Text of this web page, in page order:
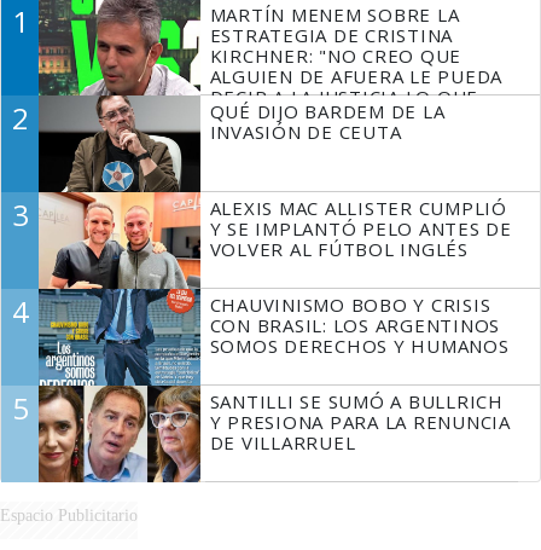
1
MARTÍN MENEM SOBRE LA
ESTRATEGIA DE CRISTINA
KIRCHNER: "NO CREO QUE
ALGUIEN DE AFUERA LE PUEDA
DECIR A LA JUSTICIA LO QUE
TIENE QUE HACER"
2
QUÉ DIJO BARDEM DE LA
INVASIÓN DE CEUTA
3
ALEXIS MAC ALLISTER CUMPLIÓ
Y SE IMPLANTÓ PELO ANTES DE
VOLVER AL FÚTBOL INGLÉS
4
CHAUVINISMO BOBO Y CRISIS
CON BRASIL: LOS ARGENTINOS
SOMOS DERECHOS Y HUMANOS
5
SANTILLI SE SUMÓ A BULLRICH
Y PRESIONA PARA LA RENUNCIA
DE VILLARRUEL
Espacio Publicitario